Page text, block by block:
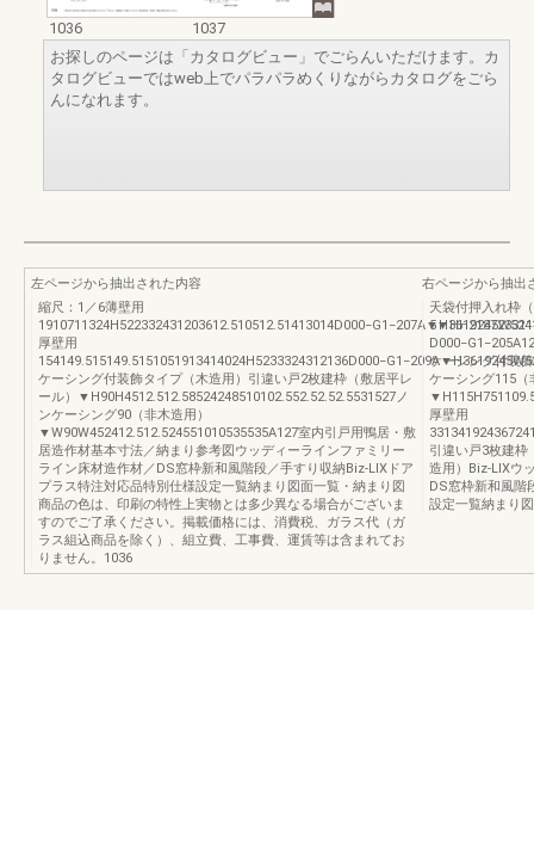
1036
1037
お探しのページは「カタログビュー」でごらんいただけます。カ
タログビューではweb上でパラパラめくりながらカタログをごら
んになれます。
左ページから抽出された内容
縮尺：1／6薄壁用
厚壁用
ケーシング付装飾タイプ（木造用）引違い戸2枚建枠（敷居平レ
ール）▼H90H4512.512.58524248510102.552.52.52.5531527ノ
ンケーシング90（非木造用）
▼W90W452412.512.524551010535535A127室内引戸用鴨居・敷
居造作材基本寸法／納まり参考図ウッディーラインファミリー
ライン床材造作材／DS窓枠新和風階段／手すり収納Biz-LIXドア
プラス特注対応品特別仕様設定一覧納まり図面一覧・納まり図
商品の色は、印刷の特性上実物とは多少異なる場合がございま
すのでご了承ください。掲載価格には、消費税、ガラス代（ガ
ラス組込商品を除く）、組立費、工事費、運賃等は含まれてお
りません。1036
右ページから抽出
天袋付押入れ枠
ケーシング付装
ケーシング115（
厚壁用
引違い戸3枚建枠
造用）Biz-LIXウ
DS窓枠新和風階
設定一覧納まり